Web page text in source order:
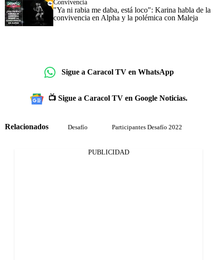
Convivencia
"Ya ni rabia me daba, está loco": Karina habla de la
convivencia en Alpha y la polémica con Maleja
Sigue a Caracol TV en WhatsApp
📺 Sigue a Caracol TV en Google Noticias.
Relacionados Desafío Participantes Desafío 2022
PUBLICIDAD